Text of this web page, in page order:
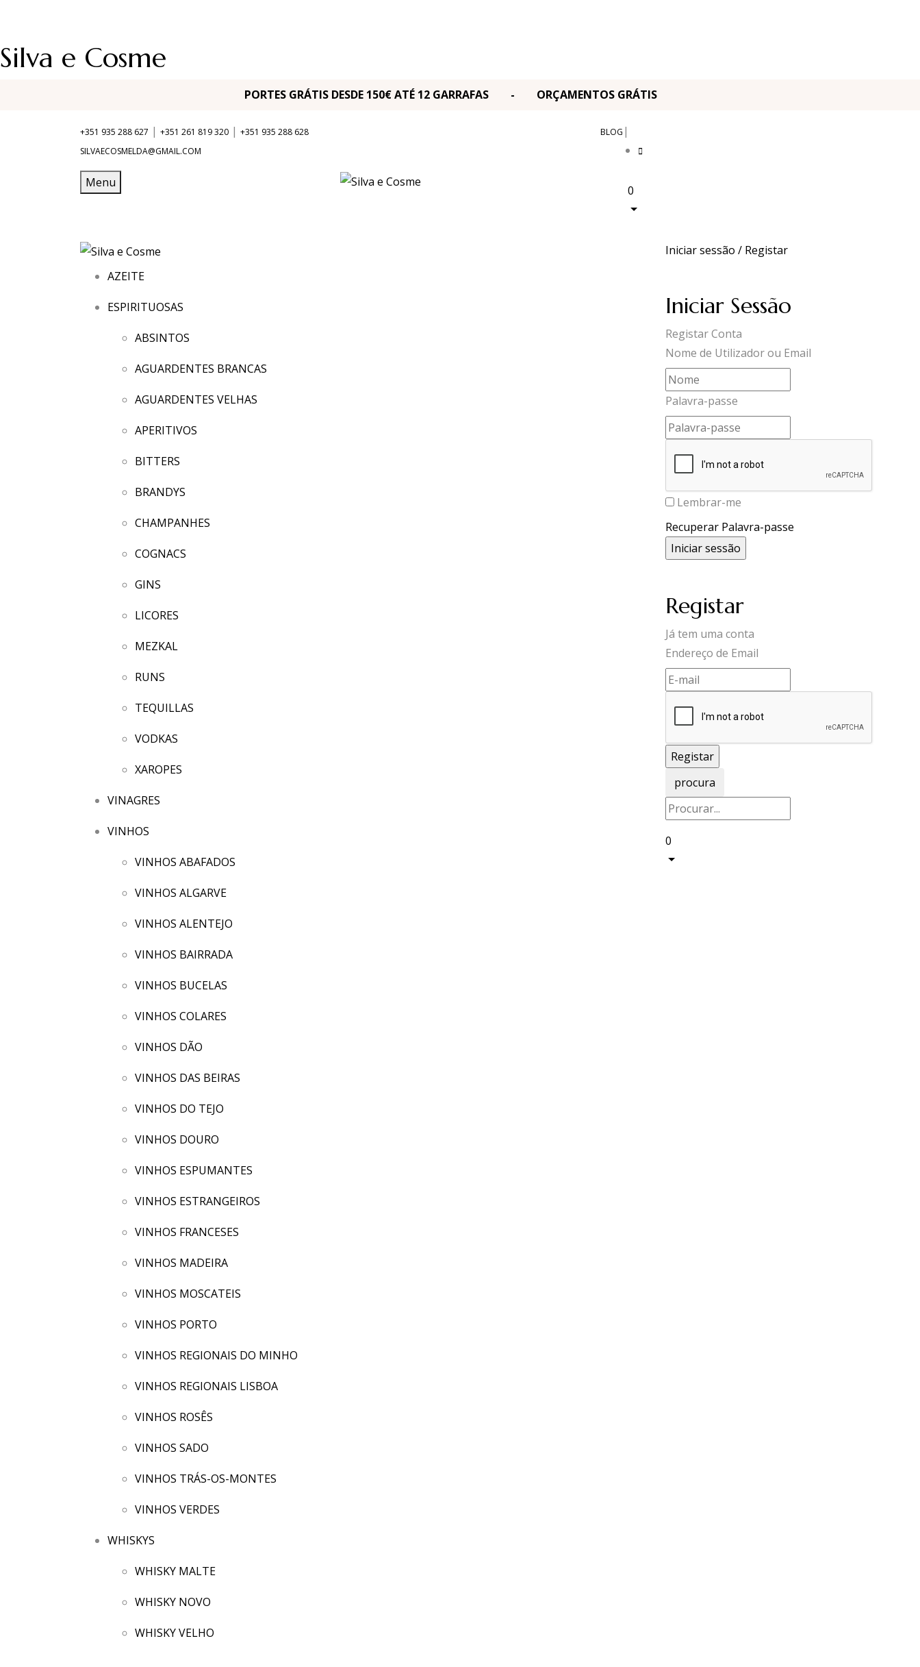
Silva e Cosme
PORTES GRÁTIS DESDE 150€ ATÉ 12 GARRAFAS - ORÇAMENTOS GRÁTIS
+351 935 288 627 | +351 261 819 320 | +351 935 288 628
SILVAECOSMELDA@GMAIL.COM
BLOG |
Menu
0
AZEITE
ESPIRITUOSAS
ABSINTOS
AGUARDENTES BRANCAS
AGUARDENTES VELHAS
APERITIVOS
BITTERS
BRANDYS
CHAMPANHES
COGNACS
GINS
LICORES
MEZKAL
RUNS
TEQUILLAS
VODKAS
XAROPES
VINAGRES
VINHOS
VINHOS ABAFADOS
VINHOS ALGARVE
VINHOS ALENTEJO
VINHOS BAIRRADA
VINHOS BUCELAS
VINHOS COLARES
VINHOS DÃO
VINHOS DAS BEIRAS
VINHOS DO TEJO
VINHOS DOURO
VINHOS ESPUMANTES
VINHOS ESTRANGEIROS
VINHOS FRANCESES
VINHOS MADEIRA
VINHOS MOSCATEIS
VINHOS PORTO
VINHOS REGIONAIS DO MINHO
VINHOS REGIONAIS LISBOA
VINHOS ROSÊS
VINHOS SADO
VINHOS TRÁS-OS-MONTES
VINHOS VERDES
WHISKYS
WHISKY MALTE
WHISKY NOVO
WHISKY VELHO
Iniciar sessão / Registar
Iniciar Sessão
Registar Conta
Nome de Utilizador ou Email
Palavra-passe
Lembrar-me
Recuperar Palavra-passe
Registar
Já tem uma conta
Endereço de Email
procura
0